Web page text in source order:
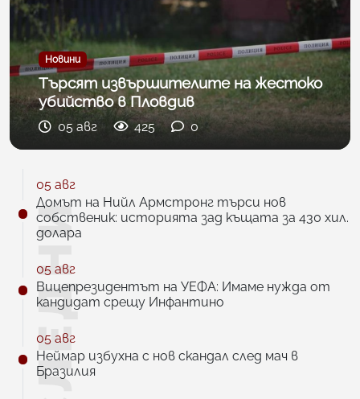
Новини
Търсят извършителите на жестоко
убийство в Пловдив
05 авг 425 0
05 авг
Домът на Нийл Армстронг търси нов
собственик: историята зад къщата за 430 хил.
долара
05 авг
Вицепрезидентът на УЕФА: Имаме нужда от
кандидат срещу Инфантино
05 авг
Неймар избухна с нов скандал след мач в
Бразилия